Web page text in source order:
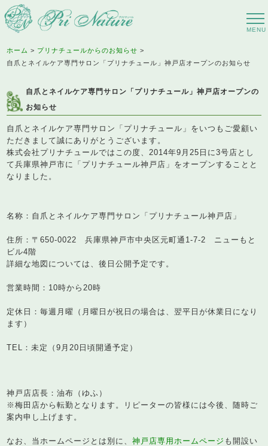
ホーム
プリナチュールからのお知らせ
自爪とネイルケア専門サロン「プリナチュール」神戸店オープンのお知らせ
自爪とネイルケア専門サロン「プリナチュール」神戸店オープンの
お知らせ
自爪とネイルケア専門サロン「プリナチュール」をいつもご愛顧い
ただきまして誠にありがとうございます。
株式会社プリナチュールではこの度、2014年9月25日に3号店とし
て兵庫県神戸市に「プリナチュール神戸店」をオープンすることと
なりました。
名称：自爪とネイルケア専門サロン「プリナチュール神戸店」
住所：〒650-0022 兵庫県神戸市中央区元町通1-7-2 ニューもと
ビル4階
詳細な地図については、後日公開予定です。
営業時間：10時から20時
定休日：毎週月曜（月曜日が祝日の場合は、翌平日が休業日になり
ます）
TEL：未定（9月20日頃開通予定）
神戸店店長：油布（ゆふ）
※梅田店から転勤となります。リピーターの皆様には今後、随時ご
案内申し上げます。
なお、当ホームページとは別に、神戸店専用ホームページ も開設い